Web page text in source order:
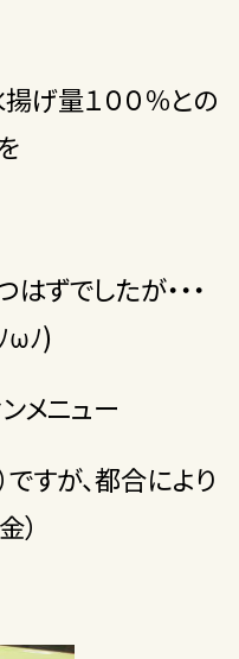
げ量１００％との
ずでしたが・・・
ωﾉ)
メニュー
ですが、都合により
）